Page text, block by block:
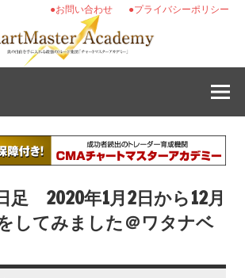
●プライバシーポリシー
●お問い合わせ
日足 2020年1月2日から12月
してみました＠ワタナベ